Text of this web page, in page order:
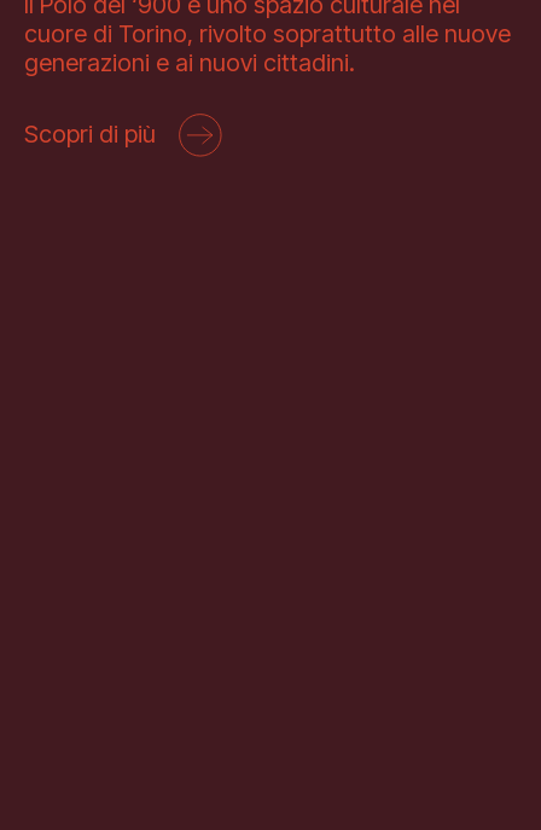
cuore di Torino, rivolto soprattutto alle nuove
generazioni e ai nuovi cittadini.
Scopri di più